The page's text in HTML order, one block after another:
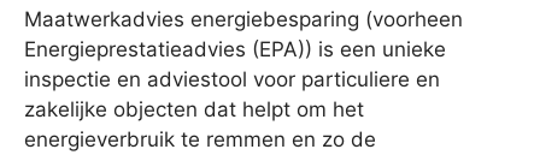
Maatwerkadvies energiebesparing (voorheen
Energieprestatieadvies (EPA)) is een unieke
inspectie en adviestool voor particuliere en
zakelijke objecten dat helpt om het
energieverbruik te remmen en zo de